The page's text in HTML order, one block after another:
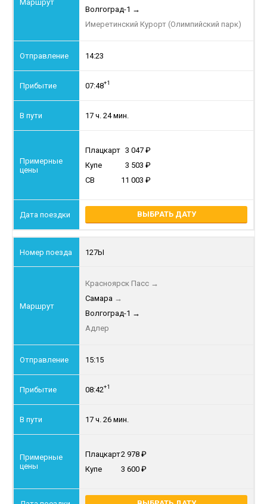
Волгоград-1 →
Имеретинский Курорт (Олимпийский парк)
14:23
07:48+1
17 ч. 24 мин.
Плацкарт 3 047
Купе
3 503
СВ
11 003
ВЫБРАТЬ ДАТУ
127Ы
Красноярск Пасс →
Самара →
Волгоград-1 →
Адлер
15:15
08:42+1
17 ч. 26 мин.
Плацкарт2 978
Купе
3 600